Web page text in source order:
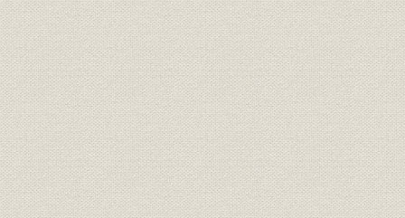
1 日本へ入ってきたミシン第一号
2 日本の開国
3 中浜万次郎とミシン
4 幕末の洋装化
5 明治初期・文明開化の頃―殖産工業とミシン―
第四章 日本産業の発達と女性の洋装化